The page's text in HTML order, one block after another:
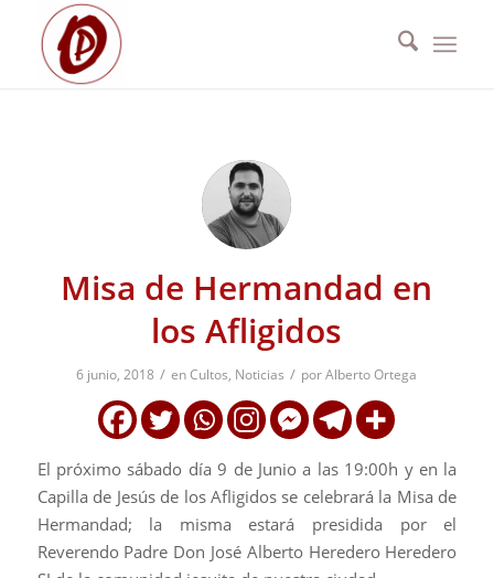
Misa de Hermandad en
los Afligidos
6 junio, 2018 / enCultos, Noticias / porAlberto Ortega
El próximo sábado día 9 de Junio a las 19:00h y en la
Capilla de Jesús de los Afligidos se celebrará la Misa de
Hermandad; la misma estará presidida por el
Reverendo Padre Don José Alberto Heredero Heredero